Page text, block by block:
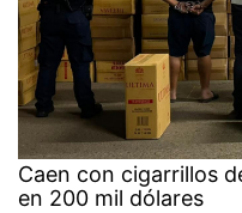
Caen con cigarrillos
en 200 mil dólares